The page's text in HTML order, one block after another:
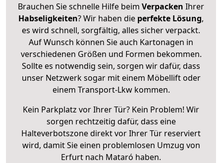
Brauchen Sie schnelle Hilfe beim Verpacken Ihrer
Habseligkeiten? Wir haben die perfekte Lösung,
es wird schnell, sorgfältig, alles sicher verpackt.
Auf Wunsch können Sie auch Kartonagen in
verschiedenen Größen und Formen bekommen.
Sollte es notwendig sein, sorgen wir dafür, dass
unser Netzwerk sogar mit einem Möbellift oder
einem Transport-Lkw kommen.
Kein Parkplatz vor Ihrer Tür? Kein Problem! Wir
sorgen rechtzeitig dafür, dass eine
Halteverbotszone direkt vor Ihrer Tür reserviert
wird, damit Sie einen problemlosen Umzug von
Erfurt nach Mataró haben.